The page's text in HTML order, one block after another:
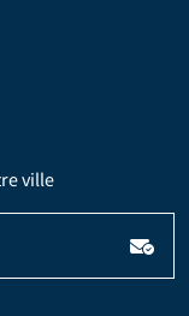
ville